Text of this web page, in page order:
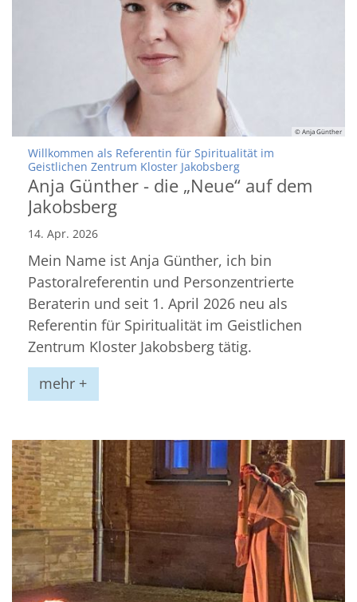
© Anja Günther
Willkommen als Referentin für Spiritualität im
Geistlichen Zentrum Kloster Jakobsberg:
Anja Günther - die „Neue“ auf dem
Jakobsberg
14. Apr. 2026
Mein Name ist Anja Günther, ich bin
Pastoralreferentin und Personzentrierte
Beraterin und seit 1. April 2026 neu als
Referentin für Spiritualität im Geistlichen
Zentrum Kloster Jakobsberg tätig.
mehr +